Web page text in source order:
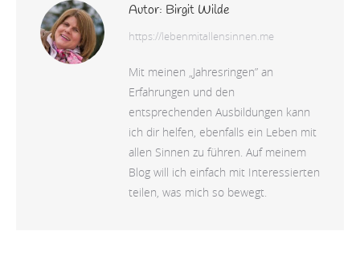
Autor: Birgit Wilde
https://lebenmitallensinnen.me
Mit meinen „Jahresringen” an
Erfahrungen und den
entsprechenden Ausbildungen kann
ich dir helfen, ebenfalls ein Leben mit
allen Sinnen zu führen. Auf meinem
Blog will ich einfach mit Interessierten
teilen, was mich so bewegt.